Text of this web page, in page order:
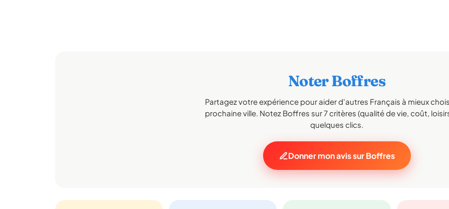
Noter Boffres
Partagez votre expérience pour aider d'autres Français à mieux
prochaine ville. Notez Boffres sur 7 critères (qualité de vie, coût,
quelques clics.
Donner mon avis sur Boffres